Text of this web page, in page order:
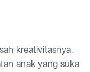
kreativitasnya.
anak yang suka